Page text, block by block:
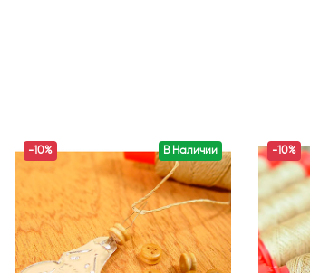
В Наличии
-10% -10%